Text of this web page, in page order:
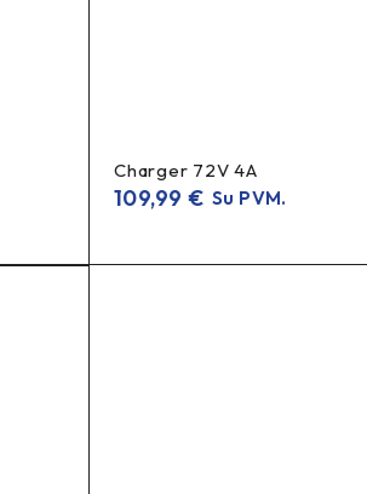
Charger 72V 4A
109,99 € Su PVM.